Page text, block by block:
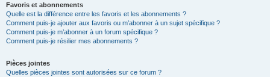
Favoris et abonnements
Quelle est la différence entre les favoris et les abonnements ?
Comment puis-je ajouter aux favoris ou m’abonner à un sujet spécifique ?
Comment puis-je m’abonner à un forum spécifique ?
Comment puis-je résilier mes abonnements ?
Pièces jointes
Quelles pièces jointes sont autorisées sur ce forum ?